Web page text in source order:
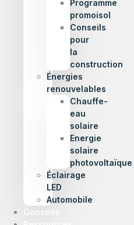
Programme
promoisol
Conseils
pour
la
construction
Énergies
renouvelables
Chauffe-
eau
solaire
Energie
solaire
photovoltaïque
Éclairage
LED
Automobile
Conseils